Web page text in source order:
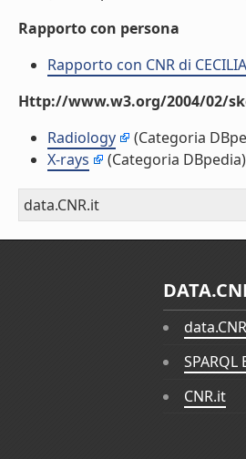
Rapporto con persona
Rapporto con CNR di
Http://www.w3.org/2004/02/
Radiology
(Categoria
X-rays
(Categoria DBpedia)
data.CNR.it
CNR.it